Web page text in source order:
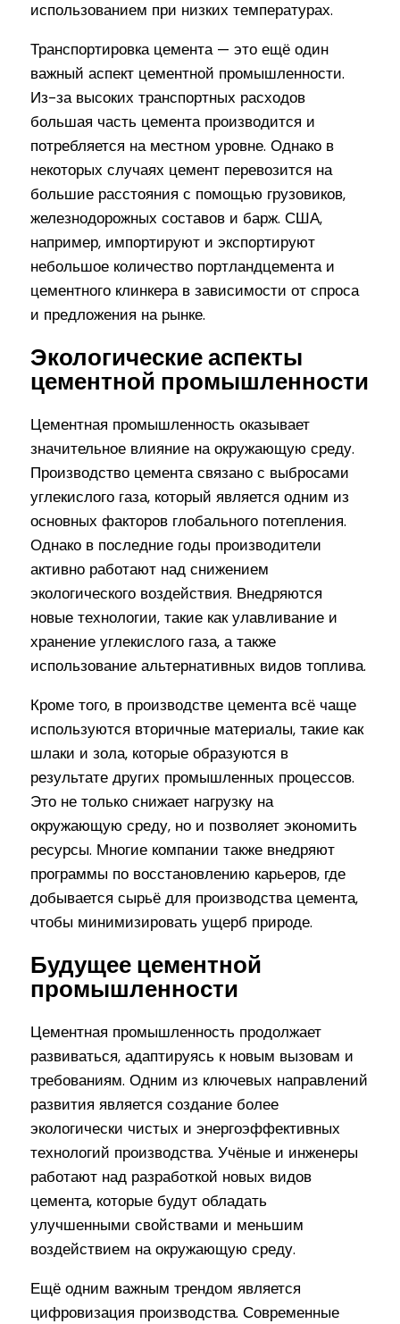
использованием при низких температурах.
Транспортировка цемента — это ещё один
важный аспект цементной промышленности.
Из-за высоких транспортных расходов
большая часть цемента производится и
потребляется на местном уровне. Однако в
некоторых случаях цемент перевозится на
большие расстояния с помощью грузовиков,
железнодорожных составов и барж. США,
например, импортируют и экспортируют
небольшое количество портландцемента и
цементного клинкера в зависимости от спроса
и предложения на рынке.
Экологические аспекты
цементной промышленности
Цементная промышленность оказывает
значительное влияние на окружающую среду.
Производство цемента связано с выбросами
углекислого газа, который является одним из
основных факторов глобального потепления.
Однако в последние годы производители
активно работают над снижением
экологического воздействия. Внедряются
новые технологии, такие как улавливание и
хранение углекислого газа, а также
использование альтернативных видов топлива.
Кроме того, в производстве цемента всё чаще
используются вторичные материалы, такие как
шлаки и зола, которые образуются в
результате других промышленных процессов.
Это не только снижает нагрузку на
окружающую среду, но и позволяет экономить
ресурсы. Многие компании также внедряют
программы по восстановлению карьеров, где
добывается сырьё для производства цемента,
чтобы минимизировать ущерб природе.
Будущее цементной
промышленности
Цементная промышленность продолжает
развиваться, адаптируясь к новым вызовам и
требованиям. Одним из ключевых направлений
развития является создание более
экологически чистых и энергоэффективных
технологий производства. Учёные и инженеры
работают над разработкой новых видов
цемента, которые будут обладать
улучшенными свойствами и меньшим
воздействием на окружающую среду.
Ещё одним важным трендом является
цифровизация производства. Современные